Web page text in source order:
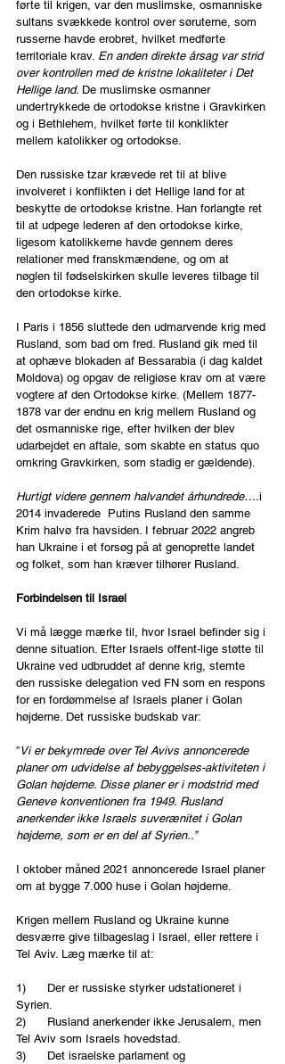
førte til krigen, var den muslimske, osmanniske
sultans svækkede kontrol over søruterne, som
russerne havde erobret, hvilket medførte
territoriale krav. En anden direkte årsag var strid
over kontrollen med de kristne lokaliteter i Det
Hellige land. De muslimske osmanner
undertrykkede de ortodokse kristne i Gravkirken
og i Bethlehem, hvilket førte til konklikter
mellem katolikker og ortodokse.
Den russiske tzar krævede ret til at blive
involveret i konflikten i det Hellige land for at
beskytte de ortodokse kristne. Han forlangte ret
til at udpege lederen af den ortodokse kirke,
ligesom katolikkerne havde gennem deres
relationer med franskmændene, og om at
nøglen til fødselskirken skulle leveres tilbage til
den ortodokse kirke.
I Paris i 1856 sluttede den udmarvende krig med
Rusland, som bad om fred. Rusland gik med til
at ophæve blokaden af Bessarabia (i dag kaldet
Moldova) og opgav de religiøse krav om at være
vogtere af den Ortodokse kirke. (Mellem 1877-
1878 var der endnu en krig mellem Rusland og
det osmanniske rige, efter hvilken der blev
udarbejdet en aftale, som skabte en status quo
omkring Gravkirken, som stadig er gældende).
Hurtigt videre gennem halvandet århundrede….i
2014 invaderede  Putins Rusland den samme
Krim halvø fra havsiden. I februar 2022 angreb
han Ukraine i et forsøg på at genoprette landet
og folket, som han kræver tilhører Rusland.
Forbindelsen til Israel
Vi må lægge mærke til, hvor Israel befinder sig i
denne situation. Efter Israels offent-lige støtte til
Ukraine ved udbruddet af denne krig, stemte
den russiske delegation ved FN som en respons
for en fordømmelse af Israels planer i Golan
højderne. Det russiske budskab var:
”Vi er bekymrede over Tel Avivs annoncerede
planer om udvidelse af bebyggelses-aktiviteten i
Golan højderne. Disse planer er i modstrid med
Geneve konventionen fra 1949. Rusland
anerkender ikke Israels suverænitet i Golan
højderne, som er en del af Syrien..”
I oktober måned 2021 annoncerede Israel planer
om at bygge 7.000 huse i Golan højderne.
Krigen mellem Rusland og Ukraine kunne
desværre give tilbageslag i Israel, eller rettere i
Tel Aviv. Læg mærke til at:
1)      Der er russiske styrker udstationeret i
Syrien.
2)      Rusland anerkender ikke Jerusalem, men
Tel Aviv som Israels hovedstad.
3)      Det israelske parlament og